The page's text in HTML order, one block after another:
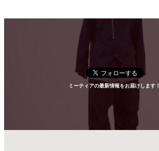
ミーティアの最新情報をお届けします！